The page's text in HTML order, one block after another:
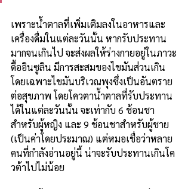
เพราะน้ำตาลที่เพิ่มเติมลงในอาหารและ
เครื่องดื่มในแต่ละวันนั้น หากรับประทาน
มากจนเกินไป จะส่งผลให้ร่างกายอยู่ในภาวะ
ดื้ออินซูลิน มีการสะสมของไขมันส่วนเกิน
โดยเฉพาะไขมันบริเวณพุงซึ่งเป็นอันตราย
ต่อสุขภาพ โดยโควตาน้ำตาลที่รับประทาน
ได้ในแต่ละวันนั้น จะเท่ากับ 6 ช้อนชา
สำหรับผู้หญิง และ 9 ช้อนชาสำหรับผู้ชาย
(เป็นค่าโดยประมาณ) แต่หมอเชื่อว่าหลาย
คนที่กำลังอ่านอยู่นี้ น่าจะรับประทานเกินโค
วต้าไปไม่น้อย